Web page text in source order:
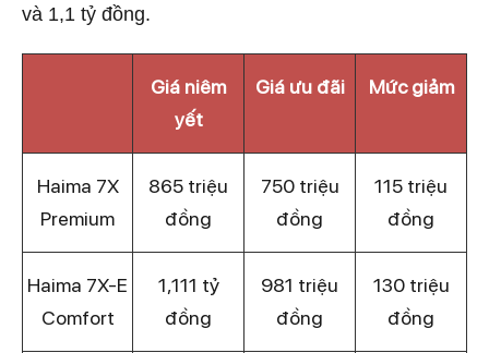
và 1,1 tỷ đồng.
Giá niêm
yết
Giá ưu đãi Mức giảm
Haima 7X
Premium
865 triệu
đồng
750 triệu
đồng
115 triệu
đồng
Haima 7X-E
Comfort
1,111 tỷ
đồng
981 triệu
đồng
130 triệu
đồng